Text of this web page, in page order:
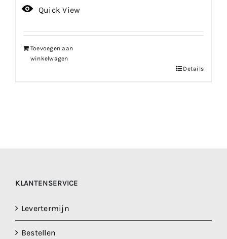
prijs
€149.99.
prijs
€134.99.
Quick View
Toevoegen aan
winkelwagen
Details
KLANTENSERVICE
Levertermijn
Bestellen